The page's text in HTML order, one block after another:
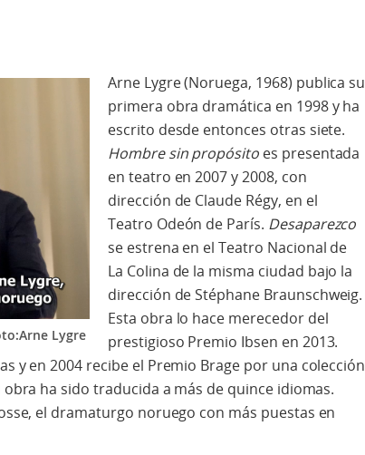
Lygre
Arne Lygre (Noruega, 1968) publica su
primera obra dramática en 1998 y ha
escrito desde entonces otras siete.
Hombre sin propósito es presentada
en teatro en 2007 y 2008, con
dirección de Claude Régy, en el
Teatro Odeón de París. Desaparezco
se estrena en el Teatro Nacional de
La Colina de la misma ciudad bajo la
dirección de Stéphane Braunschweig.
Esta obra lo hace merecedor del
prestigioso Premio Ibsen en 2013.
y en 2004 recibe el Premio Brage por una colección
ha sido traducida a más de quince idiomas.
el dramaturgo noruego con más puestas en